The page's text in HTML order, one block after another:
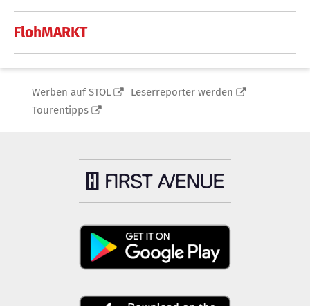
FlohMARKT
Werben auf STOL
Leserreporter werden
Tourentipps